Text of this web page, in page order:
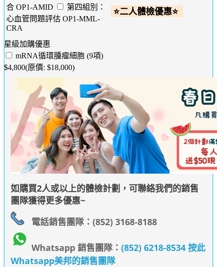
合 OP1-AMID
第四組別：
心血管問題評估 OP1-MML-
CRA
星級加購優惠
mRNA循環腫瘤細胞 (9項)
$4,800(原價: $18,000)
⭐二人體檢優惠⭐
如購買2人或以上的體檢計劃，可聯絡我們的銷售
團隊獲得更多優惠~
電話銷售團隊：(852) 3168-8188
Whatsapp 銷售團隊：(852) 6218-8534 按此
Whatsapp美邦的銷售團隊